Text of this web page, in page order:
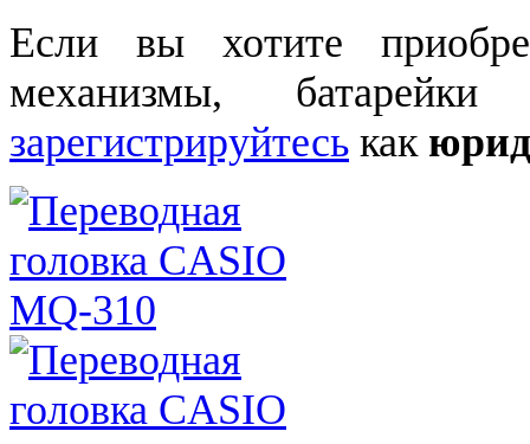
Если вы хотите
механизмы,
зарегистрируйтесь как